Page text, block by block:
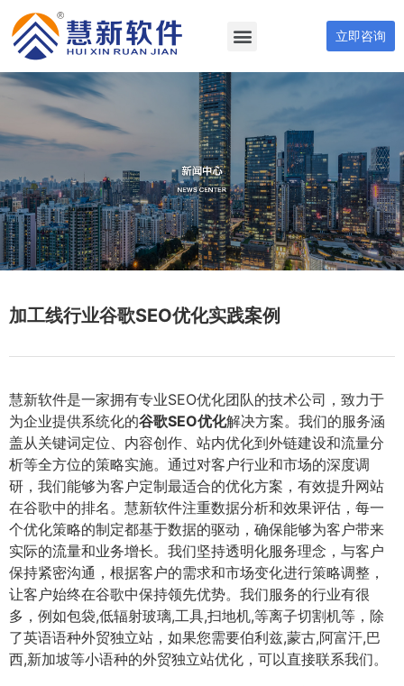
立即咨询
加工线行业谷歌SEO优化实践案例
慧新软件是一家拥有专业SEO优化团队的技术公司，致力于
为企业提供系统化的谷歌SEO优化解决方案。我们的服务涵
盖从关键词定位、内容创作、站内优化到外链建设和流量分
析等全方位的策略实施。通过对客户行业和市场的深度调
研，我们能够为客户定制最适合的优化方案，有效提升网站
在谷歌中的排名。慧新软件注重数据分析和效果评估，每一
个优化策略的制定都基于数据的驱动，确保能够为客户带来
实际的流量和业务增长。我们坚持透明化服务理念，与客户
保持紧密沟通，根据客户的需求和市场变化进行策略调整，
让客户始终在谷歌中保持领先优势。我们服务的行业有很
多，例如包袋,低辐射玻璃,工具,扫地机,等离子切割机等，除
了英语语种外贸独立站，如果您需要伯利兹,蒙古,阿富汗,巴
西,新加坡等小语种的外贸独立站优化，可以直接联系我们。